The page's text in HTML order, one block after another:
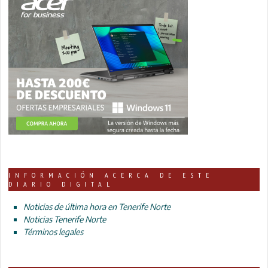
INFORMACIÓN ACERCA DE ESTE
DIARIO DIGITAL
Noticias de última hora en Tenerife Norte
Noticias Tenerife Norte
Términos legales